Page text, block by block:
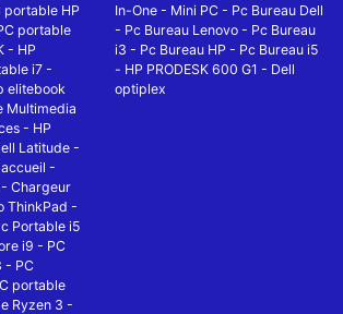
portable HP
portable
- HP
i7 -
elitebook
Multimedia
- HP
Latitude -
-
- Chargeur
ThinkPad -
Portable i5
i9 - PC
- PC
portable
Ryzen 3 -
In-One - Mini PC - Pc Bureau Dell
- Pc Bureau Lenovo - Pc Bureau
i3 - Pc Bureau HP - Pc Bureau i5
- HP PRODESK 600 G1 - Dell
optiplex